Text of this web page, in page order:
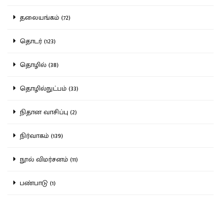
தலையங்கம் (72)
தொடர் (123)
தொழில் (38)
தொழில்நுட்பம் (33)
நிதான வாசிப்பு (2)
நிர்வாகம் (139)
நூல் விமர்சனம் (11)
பண்பாடு (1)